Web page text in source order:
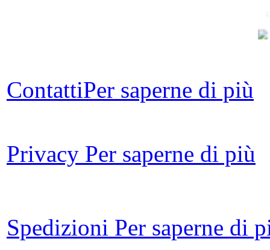
ContattiPer saperne di più
Privacy Per saperne di più
Spedizioni Per saperne di